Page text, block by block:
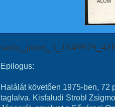
Epilogus:
Halálát követően 1975-ben, 72
taglalva. Kisfaludi Strobl